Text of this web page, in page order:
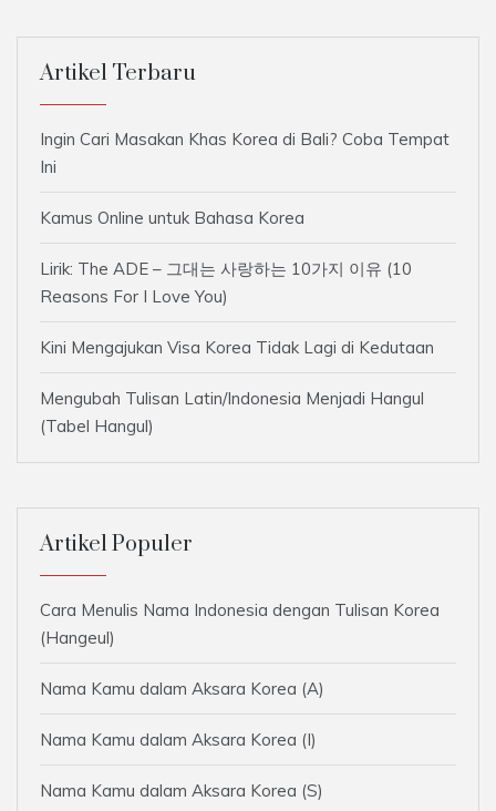
Artikel Terbaru
Ingin Cari Masakan Khas Korea di Bali? Coba Tempat
Ini
Kamus Online untuk Bahasa Korea
Lirik: The ADE – 그대는 사랑하는 10가지 이유 (10
Reasons For I Love You)
Kini Mengajukan Visa Korea Tidak Lagi di Kedutaan
Mengubah Tulisan Latin/Indonesia Menjadi Hangul
(Tabel Hangul)
Artikel Populer
Cara Menulis Nama Indonesia dengan Tulisan Korea
(Hangeul)
Nama Kamu dalam Aksara Korea (A)
Nama Kamu dalam Aksara Korea (I)
Nama Kamu dalam Aksara Korea (S)